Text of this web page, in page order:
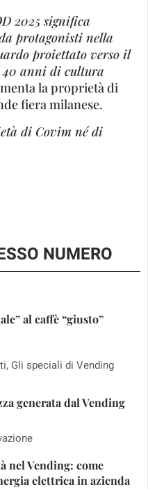
2025 significa
protagonisti nella
proiettato verso il
anni di cultura
la proprietà di
fiera milanese.
di Covim né di
NUMERO
al caffè “giusto”
, Gli speciali di Vending
generata dal Vending
nel Vending: come
elettrica in azienda